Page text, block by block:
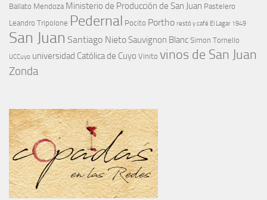
Ballato Mendoza Ministerio de Producción de San Juan Pastelero
Leandro Tripolone Pedernal Pocito Portho restó y café El Lagar 1949
San Juan Santiago Nieto Sauvignon Blanc Simon Tornello
UCCuyo universidad Católica de Cuyo Vinito vinos de San Juan
Zonda